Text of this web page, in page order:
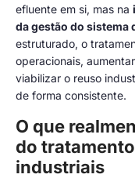
efluente em si, mas na
da gestão do sistema
estruturado, o
operacionais,
viabilizar o reuso
de forma consistente.
O que
do
industriais